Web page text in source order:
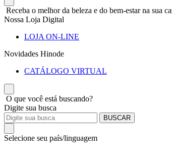
Receba o melhor da beleza e do bem-estar na sua
Nossa Loja Digital
LOJA ON-LINE
Novidades Hinode
CATÁLOGO VIRTUAL
O que você está buscando?
Digite sua busca
BUSCAR
Selecione seu país/linguagem